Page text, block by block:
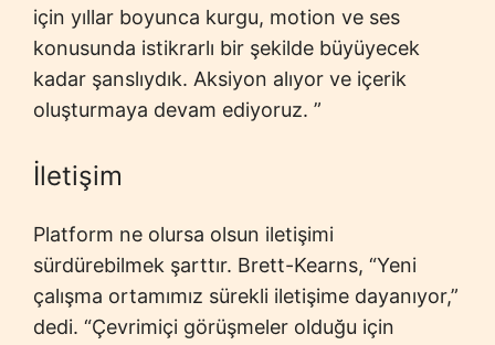
için yıllar boyunca kurgu, motion ve ses
konusunda istikrarlı bir şekilde büyüyecek
kadar şanslıydık. Aksiyon alıyor ve içerik
oluşturmaya devam ediyoruz. ”
İletişim
Platform ne olursa olsun iletişimi
sürdürebilmek şarttır. Brett-Kearns, “Yeni
çalışma ortamımız sürekli iletişime dayanıyor,”
dedi. “Çevrimiçi görüşmeler olduğu için